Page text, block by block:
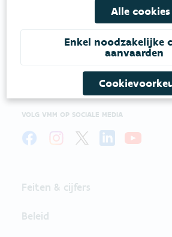
MILIEUMAATSCHAPPIJ
Onze leefomgeving
Daarvoor zetten we samen met
een duurzaam lucht-, water- en
VOLG VMM OP SOCIALE MEDIA
Feiten & cijfers
Beleid
Alle
Enkel noodzakelijke
aanvaarden